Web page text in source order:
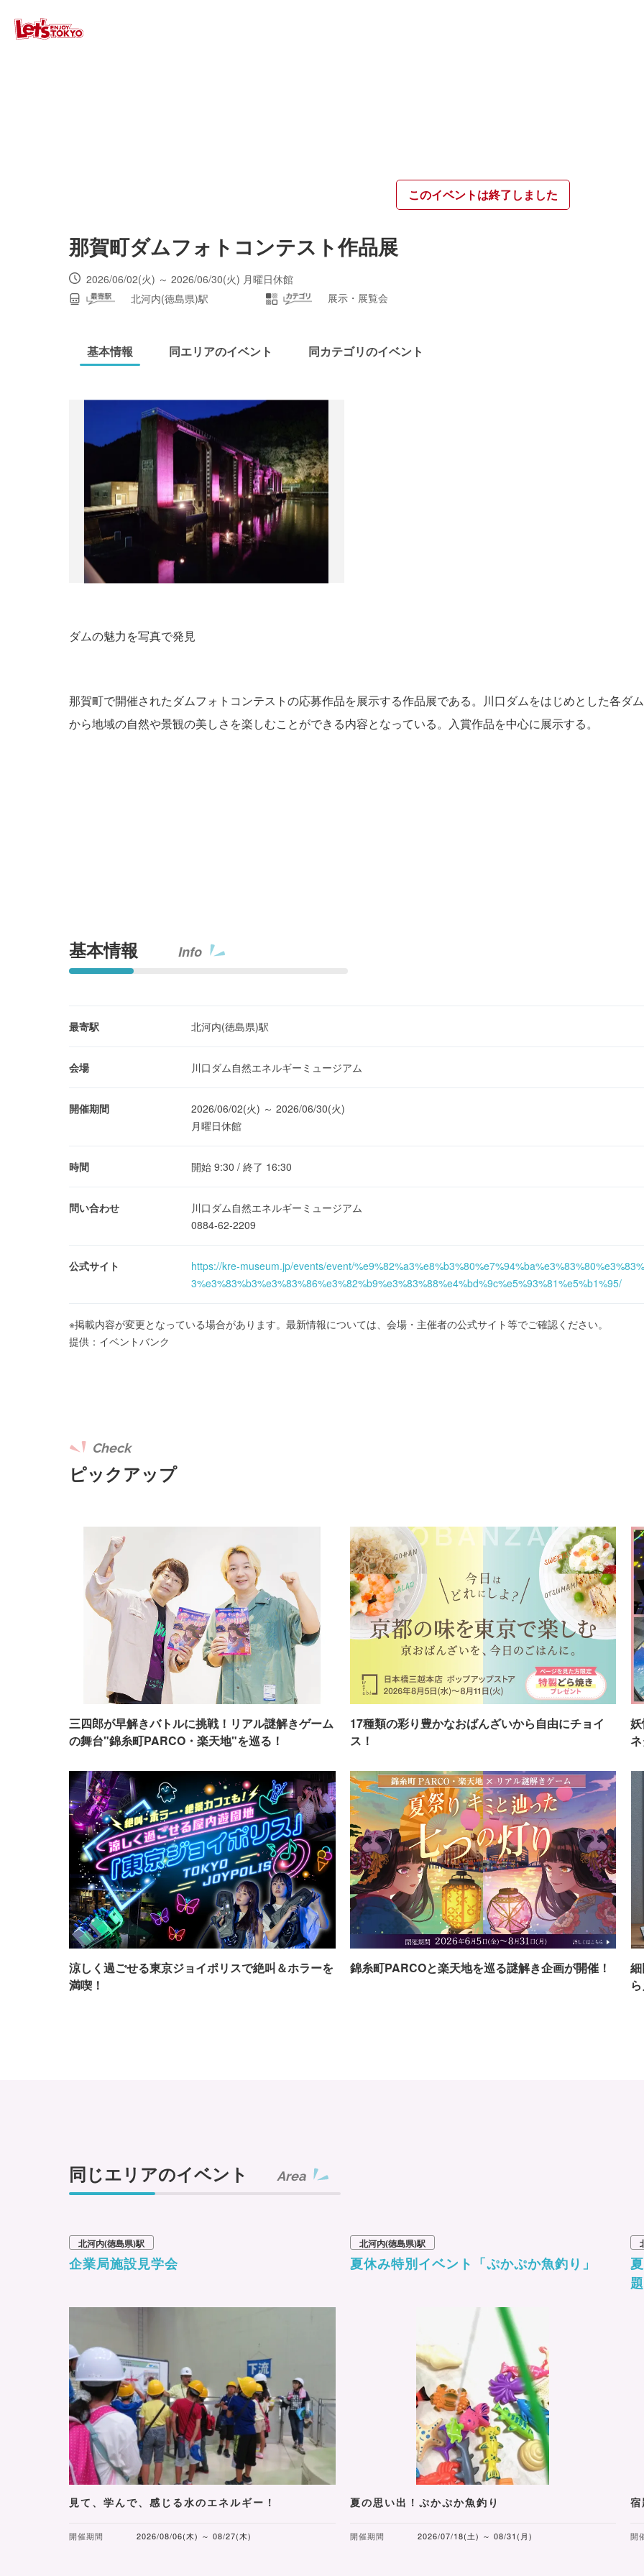
このイベントは終了しました
那賀町ダムフォトコンテスト作品展
2026/06/02(火) ～ 2026/06/30(火) 月曜日休館
北河内(徳島県)駅
展示・展覧会
基本情報 同エリアのイベント 同カテゴリのイベント
ダムの魅力を写真で発見
那賀町で開催されたダムフォトコンテストの応募作品を展示する作品展である。川口ダムをはじめとした各ダ
から地域の自然や景観の美しさを楽しむことができる内容となっている。入賞作品を中心に展示する。
基本情報 Info
最寄駅 北河内(徳島県)駅
会場 川口ダム自然エネルギーミュージアム
開催期間
2026/06/02(火) ～ 2026/06/30(火)
月曜日休館
時間 開始 9:30 / 終了 16:30
問い合わせ
川口ダム自然エネルギーミュージアム
0884-62-2209
公式サイト
https://kre-museum.jp/events/event/
3%e3%83%b3%e3%83%86%e3%82%b9%e3%83%88%e4%bd%9c%e5%93%81%e5%b1%95/
※掲載内容が変更となっている場合があります。最新情報については、会場・主催者の公式サイト等でご確認ください。
提供：イベントバンク
ピックアップ
Check
三四郎が早解きバトルに挑戦！リアル謎解きゲーム
の舞台"錦糸町PARCO・楽天地"を巡る！
17種類の彩り豊かなおばんざいから自由にチョイ
ス！
涼しく過ごせる東京ジョイポリスで絶叫＆ホラーを
満喫！
錦糸町PARCOと楽天地を巡る謎解き企画が開催！
同じエリアのイベント Area
北河内(徳島県)駅
企業局施設見学会
見て、学んで、感じる水のエネルギー！
開催期間 2026/08/06(木) ～ 08/27(木)
北河内(徳島県)駅
夏休み特別イベント「ぷかぷか魚釣り」
夏の思い出！ぷかぷか魚釣り
開催期間 2026/07/18(土) ～ 08/31(月) 開